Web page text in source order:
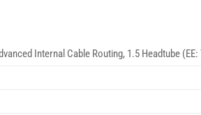
Internal Cable Routing, 1.5 Headtube (EE: